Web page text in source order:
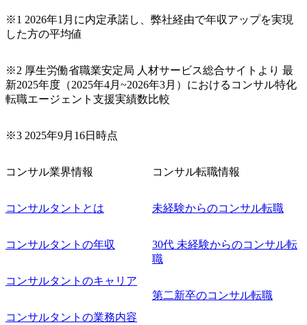
※1 2026年1月に内定承諾し、弊社経由で年収アップを実現
した方の平均値
※2 厚生労働省職業安定局 人材サービス総合サイトより 最
新2025年度（2025年4月~2026年3月）におけるコンサル特化
転職エージェント支援実績数比較
※3 2025年9月16日時点
コンサル業界情報
コンサルタントとは
コンサルタントの年収
コンサルタントのキャリア
コンサルタントの業務内容
コンサル転職情報
未経験からのコンサル転職
30代 未経験からのコンサル転
職
第二新卒のコンサル転職